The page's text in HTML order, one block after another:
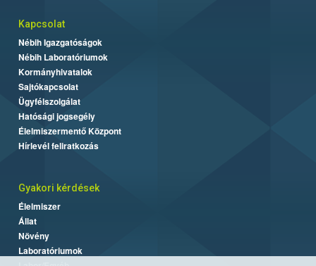
Kapcsolat
Nébih Igazgatóságok
Nébih Laboratóriumok
Kormányhivatalok
Sajtókapcsolat
Ügyfélszolgálat
Hatósági jogsegély
Élelmiszermentő Központ
Hírlevél feliratkozás
Gyakori kérdések
Élelmiszer
Állat
Növény
Laboratóriumok